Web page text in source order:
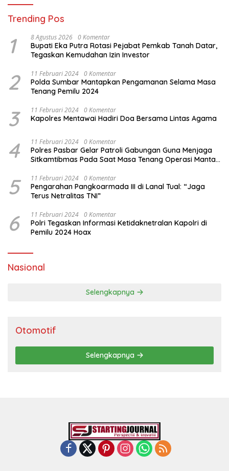
Trending Pos
1 8 Agustus 2026 0 Komentar
Bupati Eka Putra Rotasi Pejabat Pemkab Tanah Datar,
Tegaskan Kemudahan Izin Investor
2 11 Februari 2024 0 Komentar
Polda Sumbar Mantapkan Pengamanan Selama Masa
Tenang Pemilu 2024
3 11 Februari 2024 0 Komentar
Kapolres Mentawai Hadiri Doa Bersama Lintas Agama
4 11 Februari 2024 0 Komentar
Polres Pasbar Gelar Patroli Gabungan Guna Menjaga
Sitkamtibmas Pada Saat Masa Tenang Operasi Mantap
5 11 Februari 2024 0 Komentar
Pengarahan Pangkoarmada III di Lanal Tual: “Jaga
Terus Netralitas TNI”
6 11 Februari 2024 0 Komentar
Polri Tegaskan Informasi Ketidaknetralan Kapolri di
Pemilu 2024 Hoax
Nasional
Selengkapnya
Otomotif
Selengkapnya